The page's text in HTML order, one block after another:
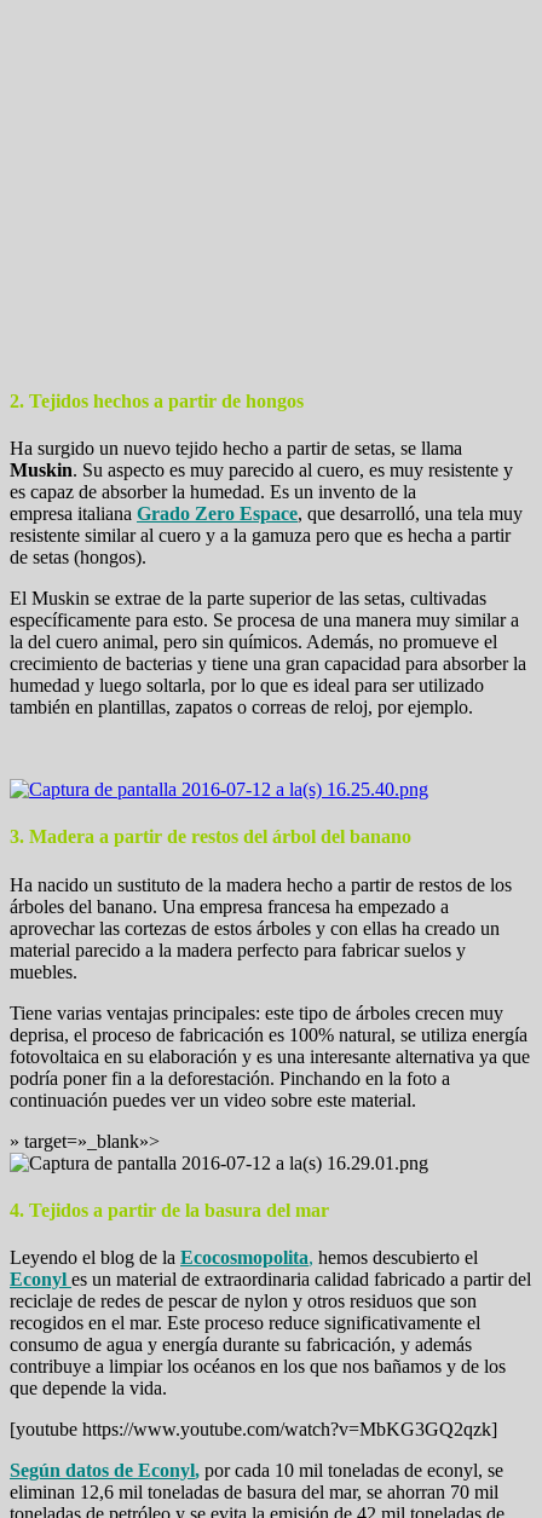
2. Tejidos hechos a partir de hongos
Ha surgido un nuevo tejido hecho a partir de setas, se llama
Muskin. Su aspecto es muy parecido al cuero, es muy resistente y
es capaz de absorber la humedad. Es un invento de la
empresa italiana Grado Zero Espace, que desarrolló, una tela muy
resistente similar al cuero y a la gamuza pero que es hecha a partir
de setas (hongos).
El Muskin se extrae de la parte superior de las setas, cultivadas
específicamente para esto. Se procesa de una manera muy similar a
la del cuero animal, pero sin químicos. Además, no promueve el
crecimiento de bacterias y tiene una gran capacidad para absorber la
humedad y luego soltarla, por lo que es ideal para ser utilizado
también en plantillas, zapatos o correas de reloj, por ejemplo.
3. Madera a partir de restos del árbol del banano
Ha nacido un sustituto de la madera hecho a partir de restos de los
árboles del banano. Una empresa francesa ha empezado a
aprovechar las cortezas de estos árboles y con ellas ha creado un
material parecido a la madera perfecto para fabricar suelos y
muebles.
Tiene varias ventajas principales: este tipo de árboles crecen muy
deprisa, el proceso de fabricación es 100% natural, se utiliza energía
fotovoltaica en su elaboración y es una interesante alternativa ya que
podría poner fin a la deforestación. Pinchando en la foto a
continuación puedes ver un video sobre este material.
» target=»_blank»>
4. Tejidos a partir de la basura del mar
Leyendo el blog de la Ecocosmopolita, hemos descubierto el
Econyl es un material de extraordinaria calidad fabricado a partir del
reciclaje de redes de pescar de nylon y otros residuos que son
recogidos en el mar. Este proceso reduce significativamente el
consumo de agua y energía durante su fabricación, y además
contribuye a limpiar los océanos en los que nos bañamos y de los
que depende la vida.
[youtube https://www.youtube.com/watch?v=MbKG3GQ2qzk]
Según datos de Econyl, por cada 10 mil toneladas de econyl, se
eliminan 12,6 mil toneladas de basura del mar, se ahorran 70 mil